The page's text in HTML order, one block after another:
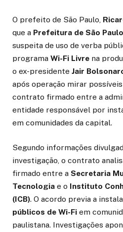
O prefeito de São Paulo,
que a Prefeitura de São Paulo
suspeita de uso de verba
programa Wi-Fi Livre na
o ex-presidente Jair
após operação mirar
contrato firmado entre a
entidade responsável por
em comunidades da capital.
Segundo informações
investigação, o contrato
firmado entre a Secretaria
Tecnologia e o Instituto
(ICB). O acordo previa a
públicos de Wi-Fi em
paulistana. Investigações